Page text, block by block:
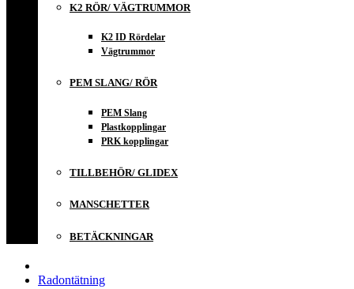
K2 RÖR/ VÄGTRUMMOR
K2 ID Rördelar
Vägtrummor
PEM SLANG/ RÖR
PEM Slang
Plastkopplingar
PRK kopplingar
TILLBEHÖR/ GLIDEX
MANSCHETTER
BETÄCKNINGAR
Radontätning